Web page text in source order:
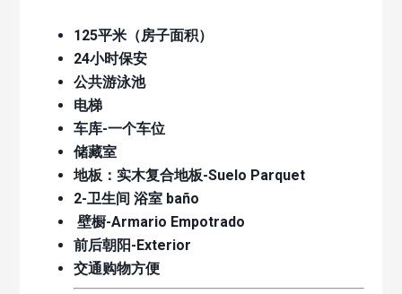
125平米（房子面积）
24小时保安
公共游泳池
电梯
车库-一个车位
储藏室
地板：实木复合地板-Suelo Parquet
2-卫生间 浴室 baño
壁橱-Armario Empotrado
前后朝阳-Exterior
交通购物方便